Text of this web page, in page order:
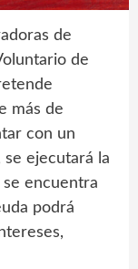
de
de
más de
con un
se ejecutará la
encuentra
podrá